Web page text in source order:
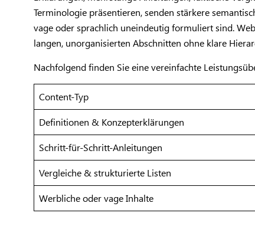
Terminologie präsentieren, senden stärkere
vage oder sprachlich uneindeutig formuliert sind.
langen, unorganisierten Abschnitten ohne klare
Nachfolgend finden Sie eine vereinfachte
Content-Typ
Definitionen & Konzepterklärungen
Schritt-für-Schritt-Anleitungen
Vergleiche & strukturierte Listen
Werbliche oder vage Inhalte